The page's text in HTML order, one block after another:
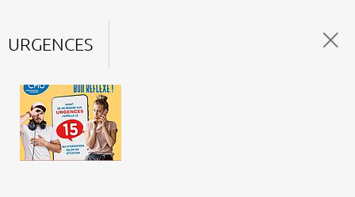
URGENCES